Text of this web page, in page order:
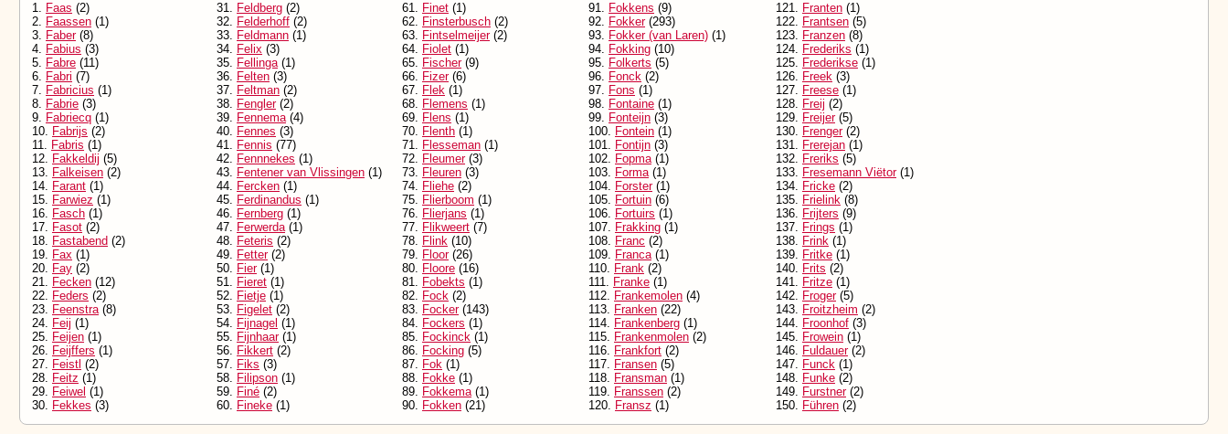
1. Faas (2)
2. Faassen (1)
3. Faber(8)
4. Fabius (3)
5. Fabre (11)
6. Fabri (7)
7. Fabricius (1)
8. Fabrie (3)
9. Fabriecq (1)
10. Fabrijs (2)
11. Fabris (1)
12. Fakkeldij (5)
13. Falkeisen (2)
14. Farant (1)
15. Farwiez (1)
16. Fasch (1)
17. Fasot (2)
18. Fastabend (2)
19. Fax (1)
20. Fay (2)
21. Fecken (12)
22. Feders (2)
23. Feenstra(8)
24. Feij (1)
25. Feijen (1)
26. Feijffers (1)
27. Feistl (2)
28. Feitz (1)
29. Feiwel (1)
30. Fekkes (3)
31. Feldberg (2)
32. Felderhoff (2)
33. Feldmann (1)
34. Felix (3)
35. Fellinga(1)
36. Felten (3)
37. Feltman (2)
38. Fengler(2)
39. Fennema(4)
40. Fennes (3)
41. Fennis (77)
42. Fennnekes (1)
43. Fentener van Vlissingen (1)
44. Fercken (1)
45. Ferdinandus (1)
46. Fernberg (1)
47. Ferwerda(1)
48. Feteris (2)
49. Fetter(2)
50. Fier(1)
51. Fieret (1)
52. Fietje (1)
53. Figelet (2)
54. Fijnagel (1)
55. Fijnhaar(1)
56. Fikkert (2)
57. Fiks (3)
58. Filipson (1)
59. Finé (2)
60. Fineke (1)
61. Finet (1)
62. Finsterbusch (2)
63. Fintselmeijer(2)
64. Fiolet (1)
65. Fischer(9)
66. Fizer(6)
67. Flek (1)
68. Flemens (1)
69. Flens (1)
70. Flenth (1)
71. Flesseman (1)
72. Fleumer(3)
73. Fleuren (3)
74. Fliehe (2)
75. Flierboom (1)
76. Flierjans (1)
77. Flikweert (7)
78. Flink (10)
79. Floor(26)
80. Floore (16)
81. Fobekts (1)
82. Fock (2)
83. Focker(143)
84. Fockers (1)
85. Fockinck (1)
86. Focking (5)
87. Fok (1)
88. Fokke (1)
89. Fokkema(1)
90. Fokken (21)
91. Fokkens (9)
92. Fokker(293)
93. Fokker (van Laren) (1)
94. Fokking (10)
95. Folkerts (5)
96. Fonck (2)
97. Fons (1)
98. Fontaine (1)
99. Fonteijn (3)
100. Fontein (1)
101. Fontijn (3)
102. Fopma(1)
103. Forma(1)
104. Forster(1)
105. Fortuin (6)
106. Fortuirs (1)
107. Frakking (1)
108. Franc (2)
109. Franca(1)
110. Frank (2)
111. Franke (1)
112. Frankemolen (4)
113. Franken (22)
114. Frankenberg (1)
115. Frankenmolen (2)
116. Frankfort (2)
117. Fransen (5)
118. Fransman (1)
119. Franssen (2)
120. Fransz (1)
121. Franten (1)
122. Frantsen (5)
123. Franzen (8)
124. Frederiks (1)
125. Frederikse (1)
126. Freek (3)
127. Freese (1)
128. Freij (2)
129. Freijer(5)
130. Frenger(2)
131. Frerejan (1)
132. Freriks (5)
133. Fresemann Viëtor(1)
134. Fricke (2)
135. Frielink (8)
136. Frijters (9)
137. Frings (1)
138. Frink (1)
139. Fritke (1)
140. Frits (2)
141. Fritze (1)
142. Froger(5)
143. Froitzheim (2)
144. Froonhof (3)
145. Frowein (1)
146. Fuldauer(2)
147. Funck (1)
148. Funke (2)
149. Furstner(2)
150. Führen (2)